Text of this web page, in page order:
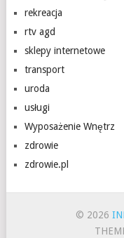
rekreacja
rtv agd
sklepy internetowe
transport
uroda
usługi
Wyposażenie Wnętrz
zdrowie
zdrowie.pl
© 2026